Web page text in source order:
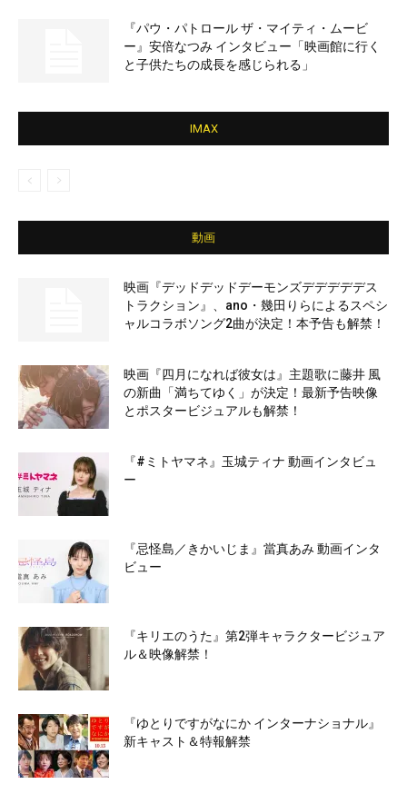
『パウ・パトロール ザ・マイティ・ムービ
ー』安倍なつみ インタビュー「映画館に行く
と子供たちの成長を感じられる」
IMAX
動画
映画『デッドデッドデーモンズデデデデデス
トラクション』、ano・幾田りらによるスペシ
ャルコラボソング2曲が決定！本予告も解禁！
映画『四月になれば彼女は』主題歌に藤井 風
の新曲「満ちてゆく」が決定！最新予告映像
とポスタービジュアルも解禁！
『#ミトヤマネ』玉城ティナ 動画インタビュ
ー
『忌怪島／きかいじま』當真あみ 動画インタ
ビュー
『キリエのうた』第2弾キャラクタービジュア
ル＆映像解禁！
『ゆとりですがなにか インターナショナル』
新キャスト＆特報解禁